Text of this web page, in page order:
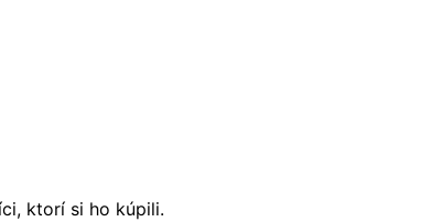
ktorí si ho kúpili.